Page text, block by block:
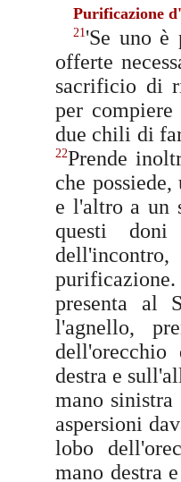
Purificazione
21'Se uno è
offerte
sacrificio di
per
due chili di
22Prende
che
e l'altro a un
questi doni
presenta al
l'agnello,
destra e
mano
aspersioni
lobo
mano destra